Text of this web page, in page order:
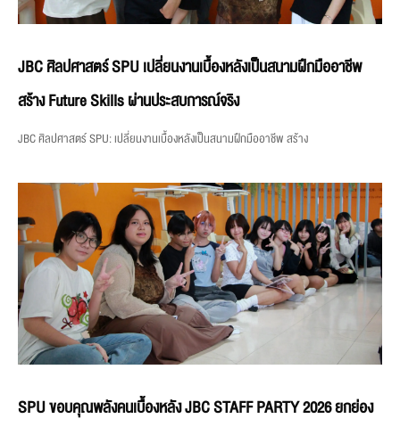
JBC ศิลปศาสตร์ SPU เปลี่ยนงานเบื้องหลังเป็นสนามฝึกมืออาชีพ
สร้าง Future Skills ผ่านประสบการณ์จริง
JBC ศิลปศาสตร์ SPU: เปลี่ยนงานเบื้องหลังเป็นสนามฝึกมืออาชีพ สร้าง
SPU ขอบคุณพลังคนเบื้องหลัง JBC STAFF PARTY 2026 ยกย่อง